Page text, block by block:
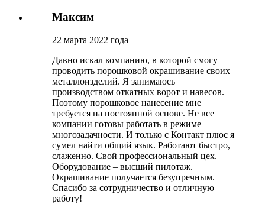
Максим
22 марта 2022 года
Давно искал компанию, в которой смогу
проводить порошковой окрашивание своих
металлоизделий. Я занимаюсь
производством откатных ворот и навесов.
Поэтому порошковое нанесение мне
требуется на постоянной основе. Не все
компании готовы работать в режиме
многозадачности. И только с Контакт плюс я
сумел найти общий язык. Работают быстро,
слаженно. Свой профессиональный цех.
Оборудование – высший пилотаж.
Окрашивание получается безупречным.
Спасибо за сотрудничество и отличную
работу!